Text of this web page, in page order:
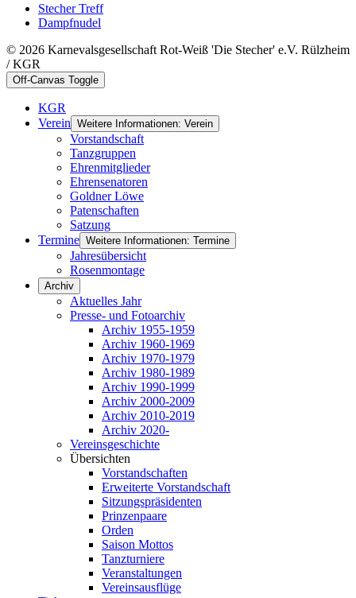
Stecher Treff
Dampfnudel
© 2026 Karnevalsgesellschaft Rot-Weiß 'Die Stecher' e.V. Rülzheim
/ KGR
Off-Canvas Toggle
KGR
Verein Weitere Informationen: Verein
Vorstandschaft
Tanzgruppen
Ehrenmitglieder
Ehrensenatoren
Goldner Löwe
Patenschaften
Satzung
Termine Weitere Informationen: Termine
Jahresübersicht
Rosenmontage
Archiv
Aktuelles Jahr
Presse- und Fotoarchiv
Archiv 1955-1959
Archiv 1960-1969
Archiv 1970-1979
Archiv 1980-1989
Archiv 1990-1999
Archiv 2000-2009
Archiv 2010-2019
Archiv 2020-
Vereinsgeschichte
Übersichten
Vorstandschaften
Erweiterte Vorstandschaft
Sitzungspräsidenten
Prinzenpaare
Orden
Saison Mottos
Tanzturniere
Veranstaltungen
Vereinsausflüge